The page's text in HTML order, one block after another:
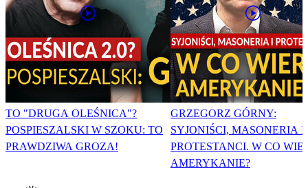
TO "DRUGA OLEŚNICA"?
POSPIESZALSKI W SZOKU: TO
PRAWDZIWA GROZA!
GRZEGORZ GÓRNY:
SYJONIŚCI, MASONERIA I
PROTESTANCI. W CO
AMERYKANIE?